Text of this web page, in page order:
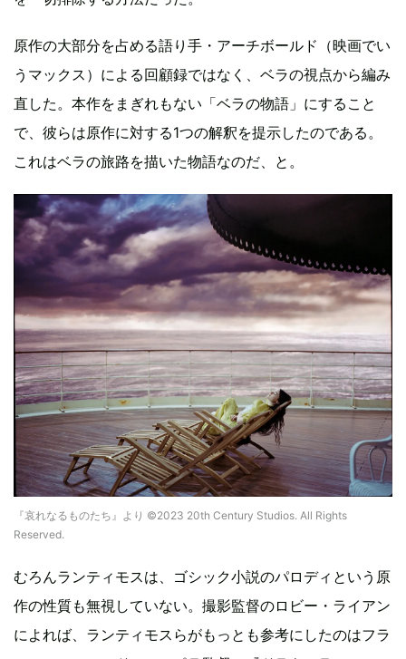
原作の大部分を占める語り手・アーチボールド（映画でい
うマックス）による回顧録ではなく、ベラの視点から編み
直した。本作をまぎれもない「ベラの物語」にすること
で、彼らは原作に対する1つの解釈を提示したのである。
これはベラの旅路を描いた物語なのだ、と。
『哀れなるものたち』より ©2023 20th Century Studios. All Rights
Reserved.
むろんランティモスは、ゴシック小説のパロディという原
作の性質も無視していない。撮影監督のロビー・ライアン
によれば、ランティモスらがもっとも参考にしたのはフラ